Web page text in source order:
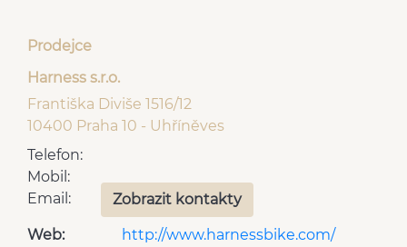
Prodejce
Harness s.r.o.
Františka Diviše 1516/12
10400 Praha 10 - Uhříněves
Telefon:
Mobil:
Email:
Zobrazit kontakty
Web: http://www.harnessbike.com/